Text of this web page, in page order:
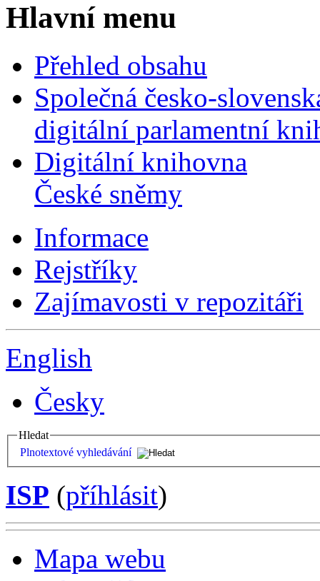
Hlavní menu
Přehled obsahu
Společná česko-
digitální parlamentní
Digitální knihovna
České sněmy
Informace
Rejstříky
Zajímavosti v repozitáři
English
Česky
Hledat
Plnotextové vyhledávání
ISP (příhlásit)
Mapa webu